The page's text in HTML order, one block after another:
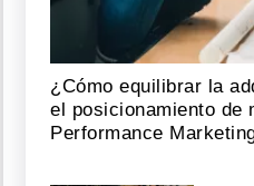
¿Cómo equilibrar la
el posicionamiento de
Performance